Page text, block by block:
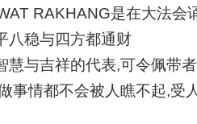
RAKHANG是在大法会
八稳与四方都通财
慧与吉祥的代表,可令佩带
事情都不会被人瞧不起,受